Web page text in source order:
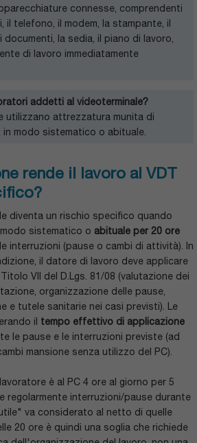
connesse, comprendenti
il telefono, il modem, la stampante, il
la sedia, il piano di lavoro,
di lavoro immediatamente
addetti al videoterminale?
utilizzano attrezzatura munita di
in modo sistematico o abituale.
rende il lavoro al VDT
diventa un rischio specifico quando
sistematico o abituale per 20 ore
interruzioni (pause o cambi di attività). In
il datore di lavoro deve applicare
VII del D.Lgs. 81/08 (valutazione dei
organizzazione delle pause,
e tutele sanitarie nei casi previsti). Le
il tempo effettivo di applicazione
le pause e le interruzioni previste (ad
mansione senza utilizzo del PC).
è al PC 4 ore al giorno per 5
regolarmente interruzioni/pause durante
va considerato al netto di quelle
20 ore è quindi una soglia che richiede